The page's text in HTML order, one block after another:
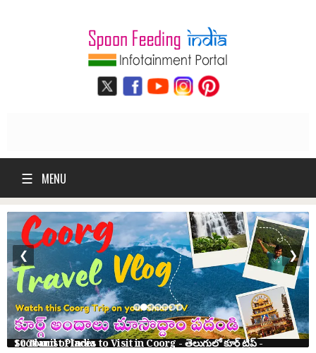
☰ MENU
10 Tourist Places to Visit in Coorg - తెలుగులో కూర్గ్ ట్రిప్ - Scotland of India
❮ ❯